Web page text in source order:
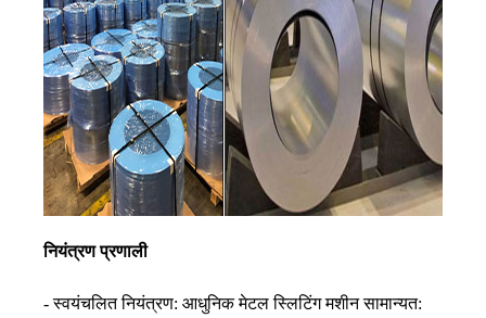
नियंत्रण प्रणाली
- स्वयंचलित नियंत्रण: आधुनिक मेटल स्लिटिंग मशीन सामान्यत: